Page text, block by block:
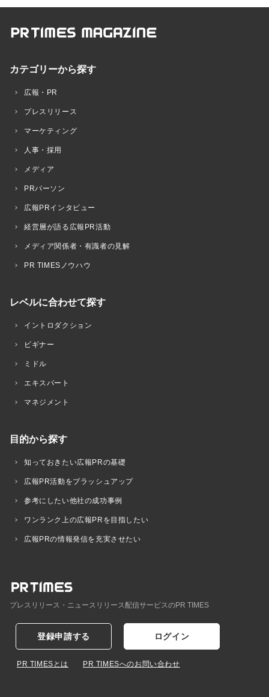
カテゴリーから探す
広報・PR
プレスリリース
マーケティング
人事・採用
メディア
PRパーソン
広報PRインタビュー
経営層が語る広報PR活動
メディア関係者・有識者の見解
PR TIMESノウハウ
レベルに合わせて探す
イントロダクション
ビギナー
ミドル
エキスパート
マネジメント
目的から探す
知っておきたい広報PRの基礎
広報PR活動をブラッシュアップ
参考にしたい他社の成功事例
ワンランク上の広報PRを目指したい
広報PRの情報発信を充実させたい
プレスリリース・ニュースリリース配信サービスのPR TIMES
登録申請する ログイン
PR TIMESとは PR TIMESへのお問い合わせ